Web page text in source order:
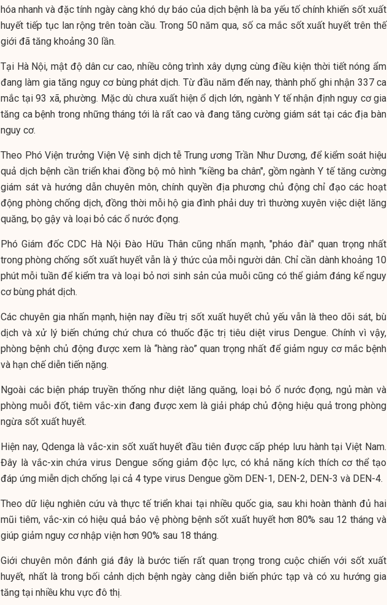
hóa nhanh và đặc tính ngày càng khó dự báo của dịch bệnh là ba yếu tố chính khiến sốt xuất
huyết tiếp tục lan rộng trên toàn cầu. Trong 50 năm qua, số ca mắc sốt xuất huyết trên thế
giới đã tăng khoảng 30 lần.
Tại Hà Nội, mật độ dân cư cao, nhiều công trình xây dựng cùng điều kiện thời tiết nóng ẩm
đang làm gia tăng nguy cơ bùng phát dịch. Từ đầu năm đến nay, thành phố ghi nhận 337 ca
mắc tại 93 xã, phường. Mặc dù chưa xuất hiện ổ dịch lớn, ngành Y tế nhận định nguy cơ gia
tăng ca bệnh trong những tháng tới là rất cao và đang tăng cường giám sát tại các địa bàn
nguy cơ.
Theo Phó Viện trưởng Viện Vệ sinh dịch tễ Trung ương Trần Như Dương, để kiểm soát hiệu
quả dịch bệnh cần triển khai đồng bộ mô hình "kiềng ba chân", gồm ngành Y tế tăng cường
giám sát và hướng dẫn chuyên môn, chính quyền địa phương chủ động chỉ đạo các hoạt
động phòng chống dịch, đồng thời mỗi hộ gia đình phải duy trì thường xuyên việc diệt lăng
quăng, bọ gậy và loại bỏ các ổ nước đọng.
Phó Giám đốc CDC Hà Nội Đào Hữu Thân cũng nhấn mạnh, "pháo đài" quan trọng nhất
trong phòng chống sốt xuất huyết vẫn là ý thức của mỗi người dân. Chỉ cần dành khoảng 10
phút mỗi tuần để kiểm tra và loại bỏ nơi sinh sản của muỗi cũng có thể giảm đáng kể nguy
cơ bùng phát dịch.
Các chuyên gia nhấn mạnh, hiện nay điều trị sốt xuất huyết chủ yếu vẫn là theo dõi sát, bù
dịch và xử lý biến chứng chứ chưa có thuốc đặc trị tiêu diệt virus Dengue. Chính vì vậy,
phòng bệnh chủ động được xem là “hàng rào” quan trọng nhất để giảm nguy cơ mắc bệnh
và hạn chế diễn tiến nặng.
Ngoài các biện pháp truyền thống như diệt lăng quăng, loại bỏ ổ nước đọng, ngủ màn và
phòng muỗi đốt, tiêm vắc-xin đang được xem là giải pháp chủ động hiệu quả trong phòng
ngừa sốt xuất huyết.
Hiện nay, Qdenga là vắc-xin sốt xuất huyết đầu tiên được cấp phép lưu hành tại Việt Nam.
Đây là vắc-xin chứa virus Dengue sống giảm độc lực, có khả năng kích thích cơ thể tạo
đáp ứng miễn dịch chống lại cả 4 type virus Dengue gồm DEN-1, DEN-2, DEN-3 và DEN-4.
Theo dữ liệu nghiên cứu và thực tế triển khai tại nhiều quốc gia, sau khi hoàn thành đủ hai
mũi tiêm, vắc-xin có hiệu quả bảo vệ phòng bệnh sốt xuất huyết hơn 80% sau 12 tháng và
giúp giảm nguy cơ nhập viện hơn 90% sau 18 tháng.
Giới chuyên môn đánh giá đây là bước tiến rất quan trọng trong cuộc chiến với sốt xuất
huyết, nhất là trong bối cảnh dịch bệnh ngày càng diễn biến phức tạp và có xu hướng gia
tăng tại nhiều khu vực đô thị.